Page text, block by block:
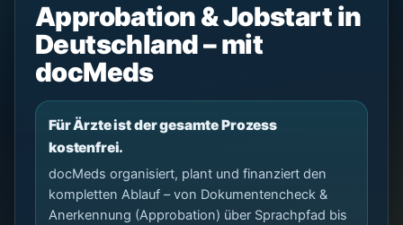
Approbation & Jobstart in
Deutschland – mit
docMeds
Für Ärzte ist der gesamte Prozess
kostenfrei.
docMeds organisiert, plant und finanziert den
kompletten Ablauf – von Dokumentencheck &
Anerkennung (Approbation) über Sprachpfad bis